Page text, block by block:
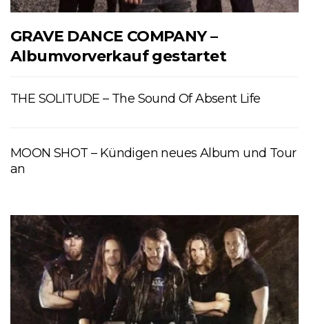
GRAVE DANCE COMPANY –
Albumvorverkauf gestartet
THE SOLITUDE – The Sound Of Absent Life
MOON SHOT – Kündigen neues Album und Tour
an